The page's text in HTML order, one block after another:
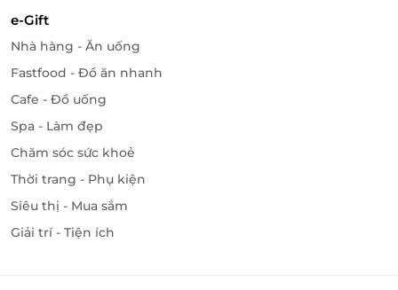
e-Gift
Nhà hàng - Ăn uống
Fastfood - Đồ ăn nhanh
Cafe - Đồ uống
Spa - Làm đẹp
Chăm sóc sức khoẻ
Thời trang - Phụ kiện
Siêu thị - Mua sắm
Giải trí - Tiện ích